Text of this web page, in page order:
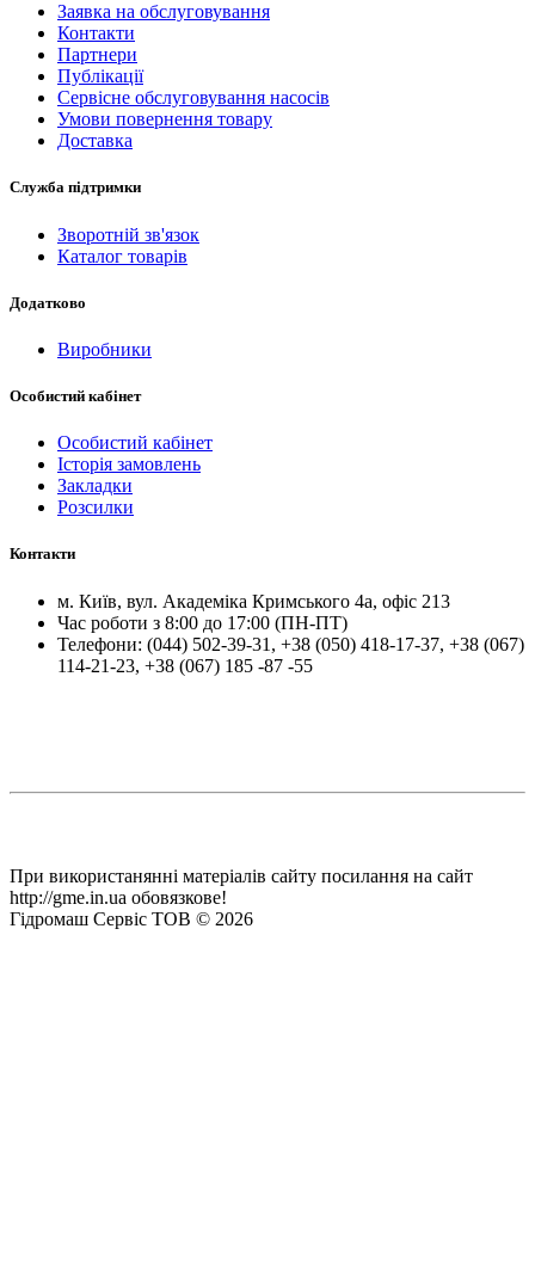
Заявка на обслуговування
Контакти
Партнери
Публікації
Сервісне обслуговування насосів
Умови повернення товару
Доставка
Служба підтримки
Зворотній зв'язок
Каталог товарів
Додатково
Виробники
Особистий кабінет
Особистий кабінет
Історія замовлень
Закладки
Розсилки
Контакти
м. Київ, вул. Академіка Кримського 4а, офіс 213
Час роботи з 8:00 до 17:00 (ПН-ПТ)
Телефони: (044) 502-39-31 , +38 (050) 418-17-37, +38 (067)
114-21-23, +38 (067) 185 -87 -55
При використанянні матеріалів сайту посилання на сайт
http://gme.in.ua обовязкове!
Гідромаш Сервіс ТОВ © 2026